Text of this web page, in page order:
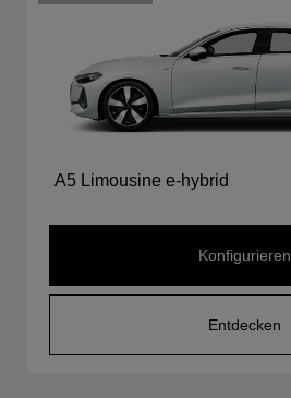
A5 Limousine e-hybrid
Konfigurieren
Entdecken